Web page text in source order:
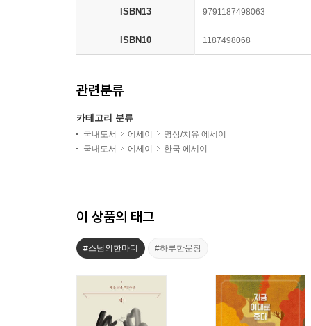
ISBN13 9791187498063
ISBN10 1187498068
관련분류
카테고리 분류
국내도서 에세이
명상/치유 에세이
국내도서
에세이 한국 에세이
이 상품의 태그
#스님의한마디 #하루한문장